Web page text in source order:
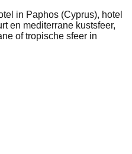
in Paphos (Cyprus), hotel
en mediterrane kustsfeer,
of tropische sfeer in